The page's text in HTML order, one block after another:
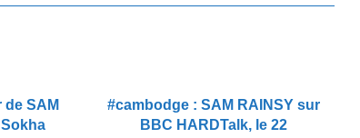
SAM
#cambodge : SAM RAINSY sur
BBC HARDTalk, le 22